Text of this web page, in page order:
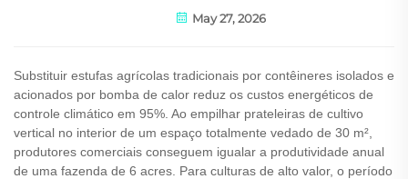
May 27, 2026
Substituir estufas agrícolas tradicionais por contêineres isolados e
acionados por bomba de calor reduz os custos energéticos de
controle climático em 95%. Ao empilhar prateleiras de cultivo
vertical no interior de um espaço totalmente vedado de 30 m²,
produtores comerciais conseguem igualar a produtividade anual
de uma fazenda de 6 acres. Para culturas de alto valor, o período